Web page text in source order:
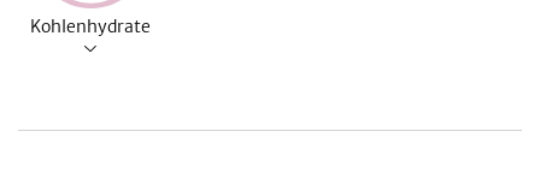
Kohlenhydrate